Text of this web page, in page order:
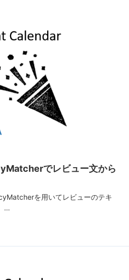
でレビュー文から
を用いてレビューのテキ
…